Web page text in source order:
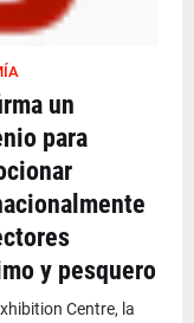
un
para
y pesquero
Centre, la